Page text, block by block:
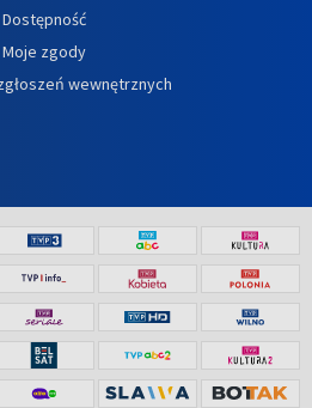
Dostępność
Moje zgody
wewnętrznych